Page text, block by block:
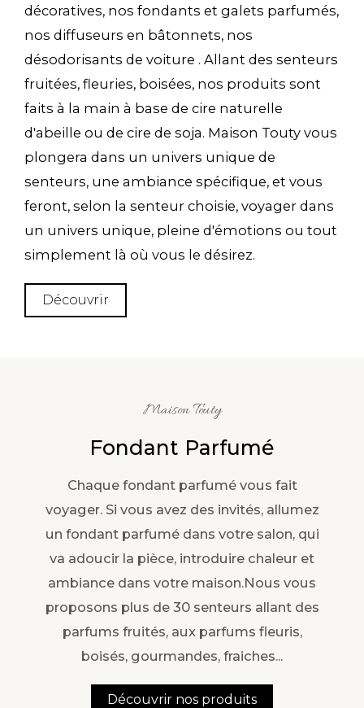
décoratives, nos fondants et galets parfumés,
nos diffuseurs en bâtonnets, nos
désodorisants de voiture . Allant des senteurs
fruitées, fleuries, boisées, nos produits sont
faits à la main à base de cire naturelle
d'abeille ou de cire de soja. Maison Touty vous
plongera dans un univers unique de
senteurs, une ambiance spécifique, et vous
feront, selon la senteur choisie, voyager dans
un univers unique, pleine d'émotions ou tout
simplement là où vous le désirez.
Découvrir
Maison Touty
Fondant Parfumé
Chaque fondant parfumé vous fait
voyager. Si vous avez des invités, allumez
un fondant parfumé dans votre salon, qui
va adoucir la pièce, introduire chaleur et
ambiance dans votre maison.Nous vous
proposons plus de 30 senteurs allant des
parfums fruités, aux parfums fleuris,
boisés, gourmandes, fraiches...
Découvrir nos produits